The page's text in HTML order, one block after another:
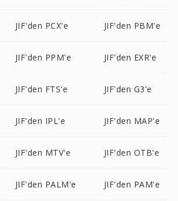
JIF'den PCX'e JIF'den PBM'e
JIF'den PPM'e JIF'den EXR'e
JIF'den FTS'e JIF'den G3'e
JIF'den IPL'e JIF'den MAP'e
JIF'den MTV'e JIF'den OTB'e
JIF'den PALM'e JIF'den PAM'e